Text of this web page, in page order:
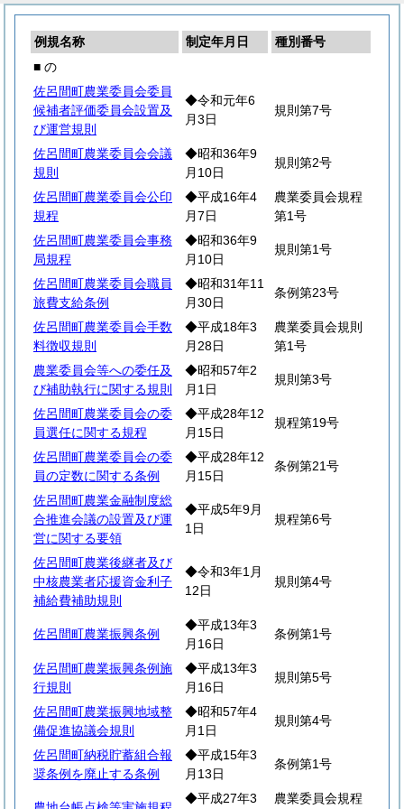
例規名称 制定年月日
種別番号
■ の
佐呂間町農業委員会委員
候補者評価委員会設置及
び運営規則
◆令和元年6
月3日
規則第7号
佐呂間町農業委員会会議
規則
◆昭和36年9
月10日
規則第2号
佐呂間町農業委員会公印
規程
◆平成16年4
月7日
農業委員会規程
第1号
佐呂間町農業委員会事務
局規程
◆昭和36年9
月10日
規則第1号
佐呂間町農業委員会職員
旅費支給条例
◆昭和31年11
月30日
条例第23号
佐呂間町農業委員会手数
料徴収規則
◆平成18年3
月28日
農業委員会規則
第1号
農業委員会等への委任及
び補助執行に関する規則
◆昭和57年2
月1日
規則第3号
佐呂間町農業委員会の委
員選任に関する規程
◆平成28年12
月15日
規程第19号
佐呂間町農業委員会の委
員の定数に関する条例
◆平成28年12
月15日
条例第21号
佐呂間町農業金融制度総
合推進会議の設置及び運
営に関する要領
◆平成5年9月
1日
規程第6号
佐呂間町農業後継者及び
中核農業者応援資金利子
補給費補助規則
◆令和3年1月
12日
規則第4号
佐呂間町農業振興条例
◆平成13年3
月16日
条例第1号
佐呂間町農業振興条例施
行規則
◆平成13年3
月16日
規則第5号
佐呂間町農業振興地域整
備促進協議会規則
◆昭和57年4
月1日
規則第4号
佐呂間町納税貯蓄組合報
奨条例を廃止する条例
◆平成15年3
月13日
条例第1号
◆平成27年3 農業委員会規程